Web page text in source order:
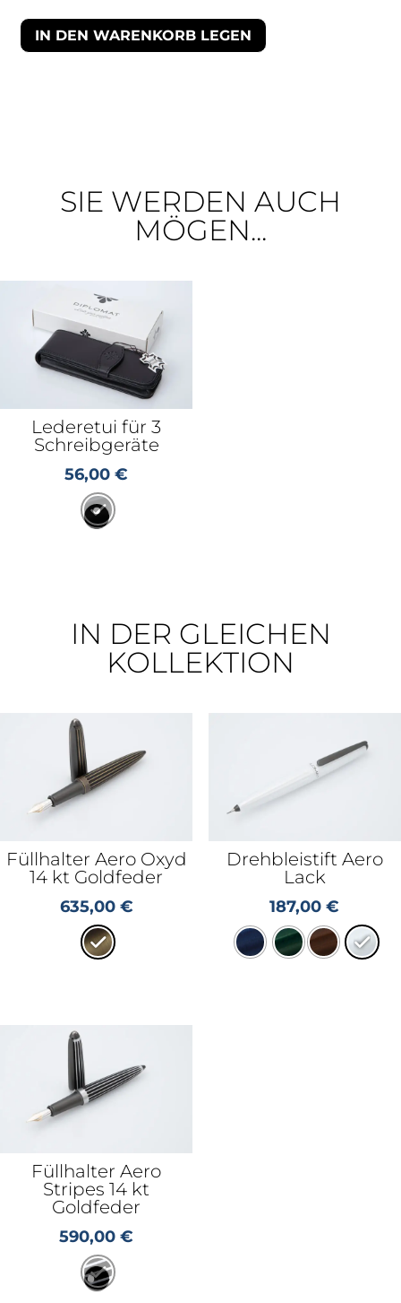
IN DEN WARENKORB LEGEN
SIE WERDEN AUCH
MÖGEN...
Lederetui für 3
Schreibgeräte
56,00€
IN DER GLEICHEN
KOLLEKTION
Füllhalter Aero Oxyd
14 kt Goldfeder
635,00 €
Drehbleistift Aero
Lack
187,00€
Füllhalter Aero
Stripes 14 kt
Goldfeder
590,00€